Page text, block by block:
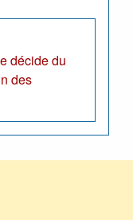
décide du
des